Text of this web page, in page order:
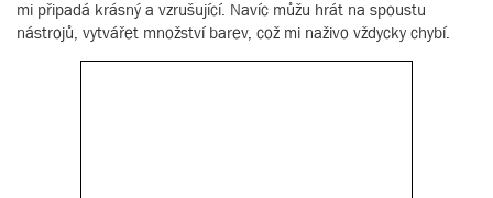
mi připadá krásný a vzrušující. Navíc můžu hrát na spoustu
nástrojů, vytvářet množství barev, což mi naživo vždycky chybí.